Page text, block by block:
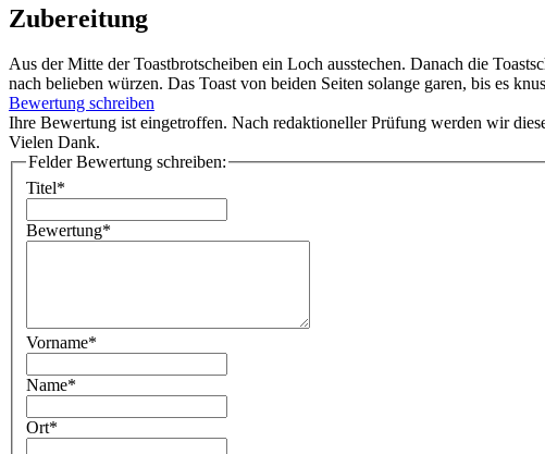
Zubereitung
Aus der Mitte der Toastbrotscheiben ein Loch ausstechen. Danach die
nach belieben würzen. Das Toast von beiden Seiten solange garen, bis es
Bewertung schreiben
Ihre Bewertung ist eingetroffen. Nach redaktioneller Prüfung werden wir
Vielen Dank.
Felder Bewertung schreiben:
Titel*
Bewertung*
Vorname*
Name*
Ort*